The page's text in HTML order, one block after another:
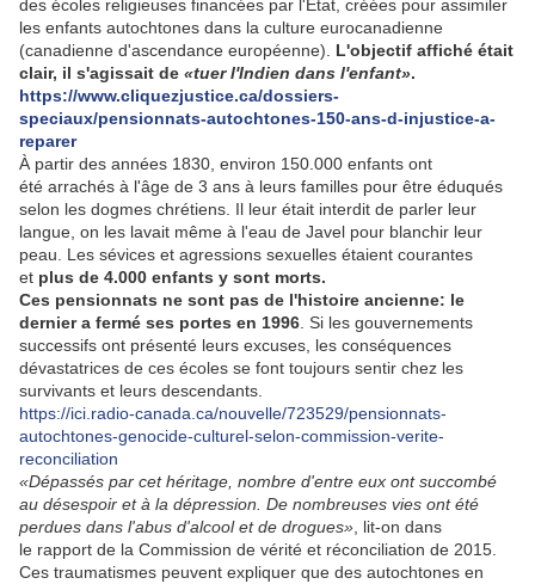
des écoles religieuses financées par l'État, créées pour assimiler
les enfants autochtones dans la culture eurocanadienne
(canadienne d'ascendance européenne). L'objectif affiché était
clair, il s'agissait de «tuer l'Indien dans l'enfant».
https://www.cliquezjustice.ca/dossiers-
speciaux/pensionnats-autochtones-150-ans-d-injustice-a-
reparer
À partir des années 1830, environ 150.000 enfants ont
été arrachés à l'âge de 3 ans à leurs familles pour être éduqués
selon les dogmes chrétiens. Il leur était interdit de parler leur
langue, on les lavait même à l'eau de Javel pour blanchir leur
peau. Les sévices et agressions sexuelles étaient courantes
et plus de 4.000 enfants y sont morts.
Ces pensionnats ne sont pas de l'histoire ancienne: le
dernier a fermé ses portes en 1996 . Si les gouvernements
successifs ont présenté leurs excuses, les conséquences
dévastatrices de ces écoles se font toujours sentir chez les
survivants et leurs descendants.
https://ici.radio-canada.ca/nouvelle/723529/pensionnats-
autochtones-genocide-culturel-selon-commission-verite-
reconciliation
«Dépassés par cet héritage, nombre d'entre eux ont succombé
au désespoir et à la dépression. De nombreuses vies ont été
perdues dans l'abus d'alcool et de drogues» , lit-on dans
le rapport de la Commission de vérité et réconciliation de 2015.
Ces traumatismes peuvent expliquer que des autochtones en